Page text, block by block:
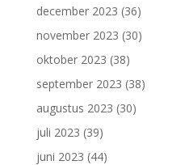
december 2023 (36)
november 2023 (30)
oktober 2023 (38)
september 2023 (38)
augustus 2023 (30)
juli 2023 (39)
juni 2023 (44)